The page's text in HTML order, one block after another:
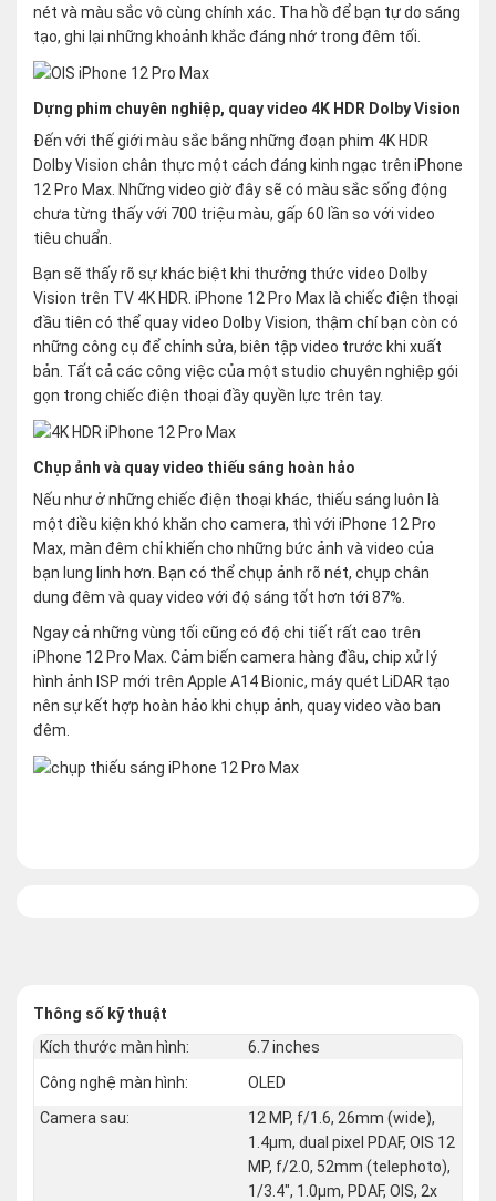
nét và màu sắc vô cùng chính xác. Tha hồ để bạn tự do sáng
tạo, ghi lại những khoảnh khắc đáng nhớ trong đêm tối.
Dựng phim chuyên nghiệp, quay video 4K HDR Dolby Vision
Đến với thế giới màu sắc bằng những đoạn phim 4K HDR
Dolby Vision chân thực một cách đáng kinh ngạc trên iPhone
12 Pro Max. Những video giờ đây sẽ có màu sắc sống động
chưa từng thấy với 700 triệu màu, gấp 60 lần so với video
tiêu chuẩn.
Bạn sẽ thấy rõ sự khác biệt khi thưởng thức video Dolby
Vision trên TV 4K HDR. iPhone 12 Pro Max là chiếc điện thoại
đầu tiên có thể quay video Dolby Vision, thậm chí bạn còn có
những công cụ để chỉnh sửa, biên tập video trước khi xuất
bản. Tất cả các công việc của một studio chuyên nghiệp gói
gọn trong chiếc điện thoại đầy quyền lực trên tay.
Chụp ảnh và quay video thiếu sáng hoàn hảo
Nếu như ở những chiếc điện thoại khác, thiếu sáng luôn là
một điều kiện khó khăn cho camera, thì với iPhone 12 Pro
Max, màn đêm chỉ khiến cho những bức ảnh và video của
bạn lung linh hơn. Bạn có thể chụp ảnh rõ nét, chụp chân
dung đêm và quay video với độ sáng tốt hơn tới 87%.
Ngay cả những vùng tối cũng có độ chi tiết rất cao trên
iPhone 12 Pro Max. Cảm biến camera hàng đầu, chip xử lý
hình ảnh ISP mới trên Apple A14 Bionic, máy quét LiDAR tạo
nên sự kết hợp hoàn hảo khi chụp ảnh, quay video vào ban
đêm.
Thông số kỹ thuật
Kích thước màn hình:
6.7 inches
Công nghệ màn hình:
OLED
Camera sau:
12 MP, f/1.6, 26mm (wide),
1.4µm, dual pixel PDAF, OIS 12
MP, f/2.0, 52mm (telephoto),
1/3.4", 1.0µm, PDAF, OIS, 2x